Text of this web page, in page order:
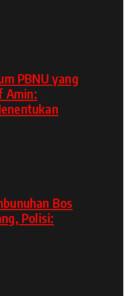
PBNU yang
Amin:
Bos
Polisi: